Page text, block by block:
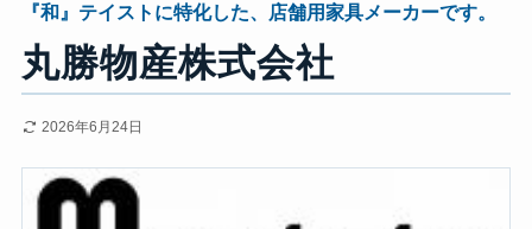
『和』テイストに特化した、店舗用家具メーカーです。
丸勝物産株式会社
2026年6月24日